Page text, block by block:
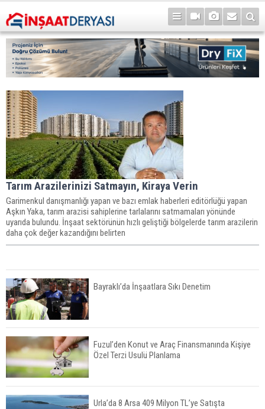
Tarım Arazilerinizi Satmayın, Kiraya Verin
Garimenkul danışmanlığı yapan ve bazı emlak haberleri editörlüğü yapan
Aşkın Yaka, tarım arazisi sahiplerine tarlalarını satmamaları yönünde
uyarıda bulundu. İnşaat sektörünün hızlı geliştiği bölgelerde tarım arazilerin
daha çok değer kazandığını belirten
Bayraklı’da İnşaatlara Sıkı Denetim
Fuzul’den Konut ve Araç Finansmanında Kişiye
Özel Terzi Usulü Planlama
Urla’da 8 Arsa 409 Milyon TL’ye Satışta